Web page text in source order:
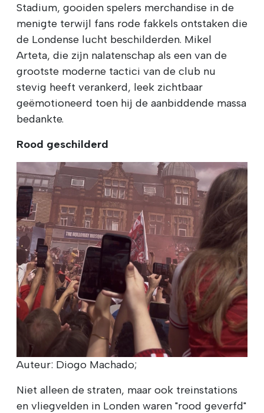
Stadium, gooiden spelers merchandise in de
menigte terwijl fans rode fakkels ontstaken die
de Londense lucht beschilderden. Mikel
Arteta, die zijn nalatenschap als een van de
grootste moderne tactici van de club nu
stevig heeft verankerd, leek zichtbaar
geëmotioneerd toen hij de aanbiddende massa
bedankte.
Rood geschilderd
Auteur: Diogo Machado;
Niet alleen de straten, maar ook treinstations
en vliegvelden in Londen waren "rood geverfd"